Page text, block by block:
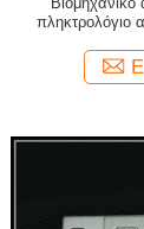
πληκτρολόγιο